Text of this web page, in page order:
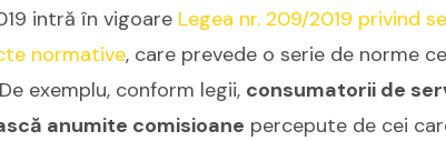
intră în vigoare Legea nr. 209/2019 privind
normative, care prevede o serie de norme
exemplu, conform legii, consumatorii de
anumite comisioane percepute de cei